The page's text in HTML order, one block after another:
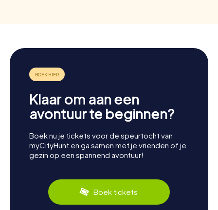
Klaar om aan een
avontuur te beginnen?
Boek nu je tickets voor de speurtocht van
myCityHunt en ga samen met je vrienden of je
gezin op een spannend avontuur!
Boek tickets